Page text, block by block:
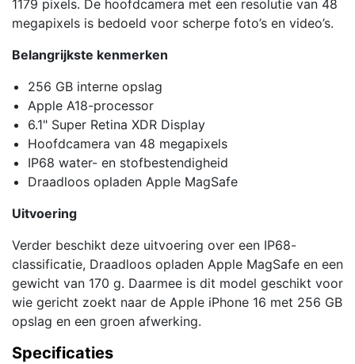
1179 pixels. De hoofdcamera met een resolutie van 48
megapixels is bedoeld voor scherpe foto’s en video’s.
Belangrijkste kenmerken
256 GB interne opslag
Apple A18-processor
6.1" Super Retina XDR Display
Hoofdcamera van 48 megapixels
IP68 water- en stofbestendigheid
Draadloos opladen Apple MagSafe
Uitvoering
Verder beschikt deze uitvoering over een IP68-
classificatie, Draadloos opladen Apple MagSafe en een
gewicht van 170 g. Daarmee is dit model geschikt voor
wie gericht zoekt naar de Apple iPhone 16 met 256 GB
opslag en een groen afwerking.
Specificaties